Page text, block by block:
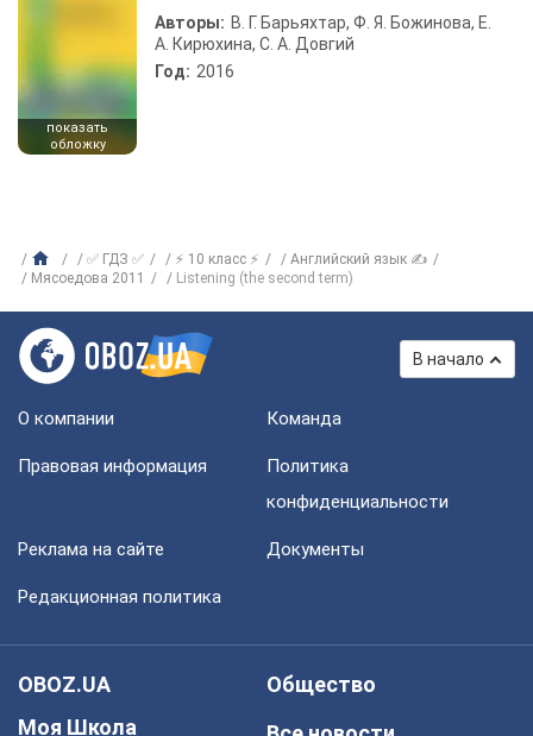
показать
обложку
Авторы: В. Г. Барьяхтар, Ф. Я. Божинова, Е.
А. Кирюхина, С. А. Довгий
Год: 2016
✅ ГДЗ ✅ ⚡ 10 класс ⚡
Английский язык ✍
Мясоедова 2011
Listening (the second term)
В начало
О компании Команда
Правовая информация
Политика
конфиденциальности
Реклама на сайте Документы
Редакционная политика
OBOZ.UA
Моя Школа
Общество